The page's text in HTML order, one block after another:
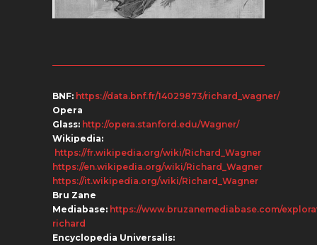
BNF: https://data.bnf.fr/14029873/richard_wagner/
Opera
Glass: http://opera.stanford.edu/Wagner/
Wikipedia:
https://fr.wikipedia.org/wiki/Richard_Wagner
https://en.wikipedia.org/wiki/Richard_Wagner
https://it.wikipedia.org/wiki/Richard_Wagner
Bru Zane
Mediabase: https://www.bruzanemediabase.com/
richard
Encyclopedia Universalis: